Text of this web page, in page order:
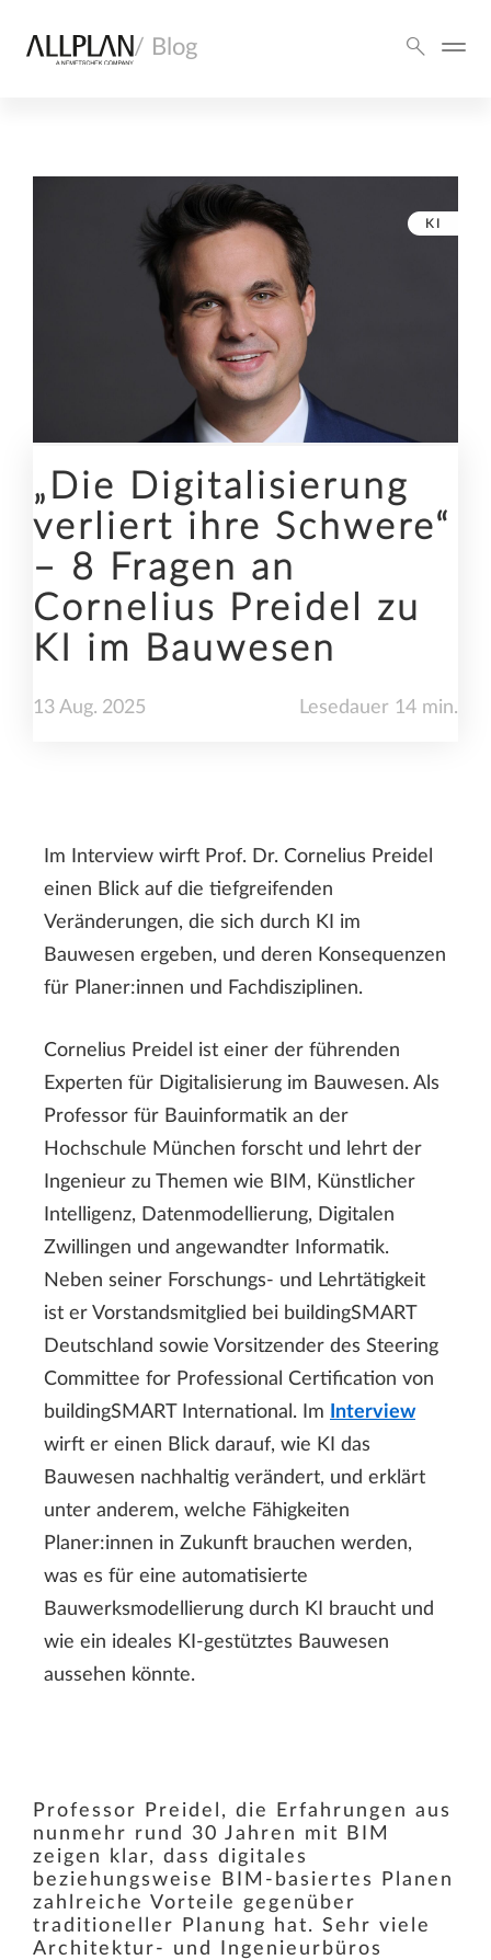
/ Blog
KI
„Die Digitalisierung
verliert ihre Schwere“
– 8 Fragen an
Cornelius Preidel zu
KI im Bauwesen
13 Aug. 2025 Lesedauer 14 min.
Im Interview wirft Prof. Dr. Cornelius Preidel
einen Blick auf die tiefgreifenden
Veränderungen, die sich durch KI im
Bauwesen ergeben, und deren Konsequenzen
für Planer:innen und Fachdisziplinen.
Cornelius Preidel ist einer der führenden
Experten für Digitalisierung im Bauwesen. Als
Professor für Bauinformatik an der
Hochschule München forscht und lehrt der
Ingenieur zu Themen wie BIM, Künstlicher
Intelligenz, Datenmodellierung, Digitalen
Zwillingen und angewandter Informatik.
Neben seiner Forschungs- und Lehrtätigkeit
ist er Vorstandsmitglied bei buildingSMART
Deutschland sowie Vorsitzender des Steering
Committee for Professional Certification von
buildingSMART International. Im
Interview
wirft er einen Blick darauf, wie KI das
Bauwesen nachhaltig verändert, und erklärt
unter anderem, welche Fähigkeiten
Planer:innen in Zukunft brauchen werden,
was es für eine automatisierte
Bauwerksmodellierung durch KI braucht und
wie ein ideales KI-gestütztes Bauwesen
aussehen könnte.
Professor Preidel, die Erfahrungen aus
nunmehr rund 30 Jahren mit BIM
zeigen klar, dass digitales
beziehungsweise BIM-basiertes Planen
zahlreiche Vorteile gegenüber
traditioneller Planung hat. Sehr viele
Architektur- und Ingenieurbüros